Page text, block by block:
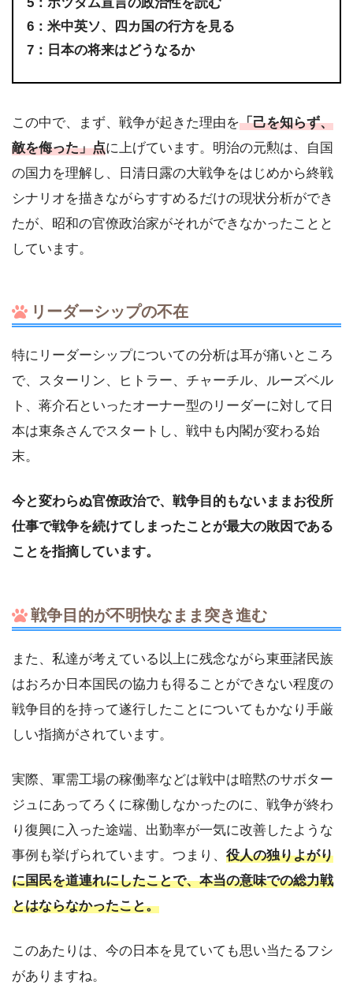
5：ポツダム宣言の政治性を読む
6：米中英ソ、四カ国の行方を見る
7：日本の将来はどうなるか
この中で、まず、戦争が起きた理由を「己を知らず、
敵を侮った」点に上げています。明治の元勲は、自国
の国力を理解し、日清日露の大戦争をはじめから終戦
シナリオを描きながらすすめるだけの現状分析ができ
たが、昭和の官僚政治家がそれができなかったことと
しています。
リーダーシップの不在
特にリーダーシップについての分析は耳が痛いところ
で、スターリン、ヒトラー、チャーチル、ルーズベル
ト、蒋介石といったオーナー型のリーダーに対して日
本は東条さんでスタートし、戦中も内閣が変わる始
末。
今と変わらぬ官僚政治で、戦争目的もないままお役所
仕事で戦争を続けてしまったことが最大の敗因である
ことを指摘しています。
戦争目的が不明快なまま突き進む
また、私達が考えている以上に残念ながら東亜諸民族
はおろか日本国民の協力も得ることができない程度の
戦争目的を持って遂行したことについてもかなり手厳
しい指摘がされています。
実際、軍需工場の稼働率などは戦中は暗黙のサボター
ジュにあってろくに稼働しなかったのに、戦争が終わ
り復興に入った途端、出勤率が一気に改善したような
事例も挙げられています。つまり、 役人の独りよがり
に国民を道連れにしたことで、本当の意味での総力戦
とはならなかったこと。
このあたりは、今の日本を見ていても思い当たるフシ
がありますね。